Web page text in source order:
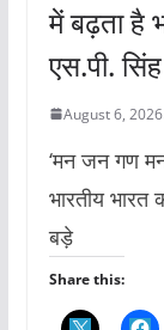
में बढ़ता है
एस.पी.
August 6, 2026
‘मन जन गण मन
भारतीय
बड़े
Share this: